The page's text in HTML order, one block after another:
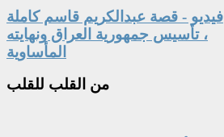
فيديو - قصة عبدالكريم قاسم كاملة
، تأسيس جمهورية العراق ونهايته
المأساوية
من القلب للقلب